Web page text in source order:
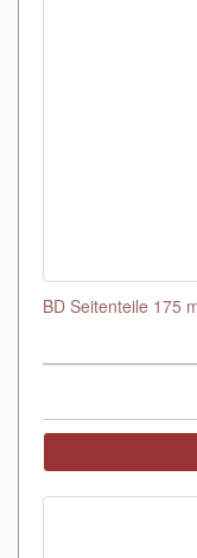
BD Seitenteile 175